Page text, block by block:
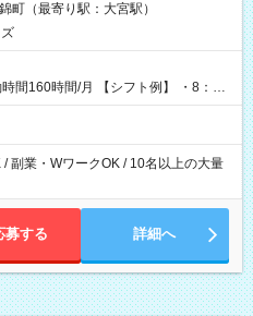
町（最寄り駅：大宮駅）
【シフト例】 ・8：00
副業・WワークOK / 10名以上の大量
募する 詳細へ